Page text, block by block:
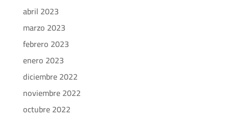
abril 2023
marzo 2023
febrero 2023
enero 2023
diciembre 2022
noviembre 2022
octubre 2022